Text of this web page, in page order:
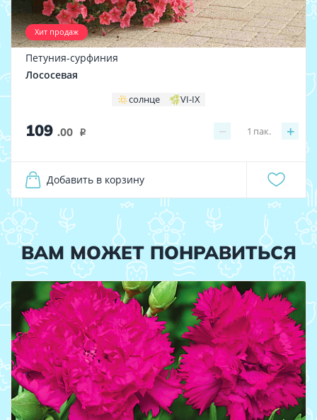
Хит продаж
Петуния-сурфиния
Лососевая
солнце VI-IX
109 .00 i − +
1 пак.
Добавить в корзину
ВАМ МОЖЕТ ПОНРАВИТЬСЯ